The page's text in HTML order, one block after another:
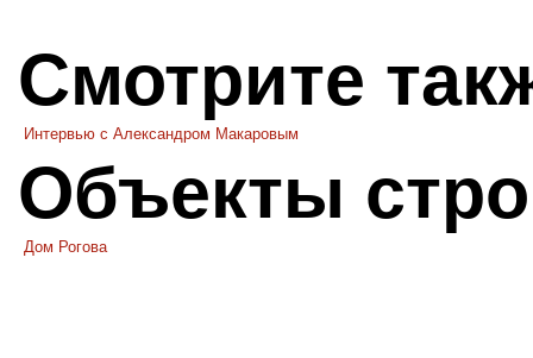
Смотрите
Интервью с Александром Макаровым
Объекты
Дом Рогова